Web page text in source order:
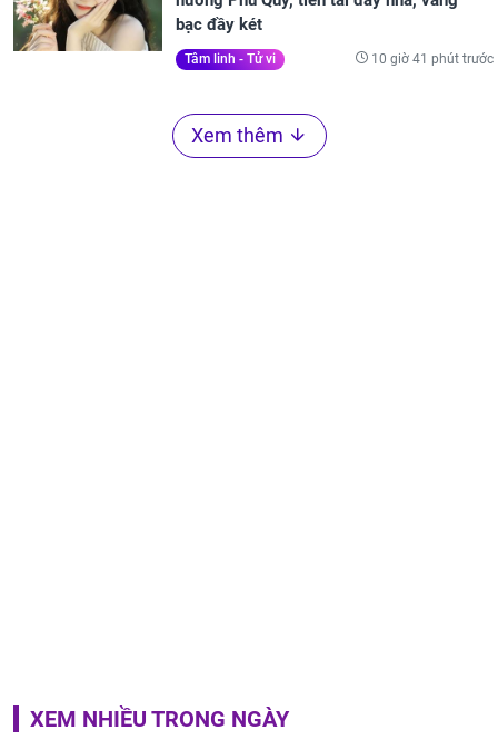
bạc đầy két
Tâm linh - Tử vi 10 giờ 41 phút trước
Xem thêm
XEM NHIỀU TRONG NGÀY